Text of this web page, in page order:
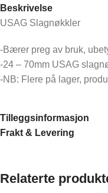
Beskrivelse
USAG Slagnøkkler
-Bærer preg av bruk,
-24 – 70mm USAG
-NB: Flere på lager,
Tilleggsinformasjon
Frakt & Levering
Relaterte